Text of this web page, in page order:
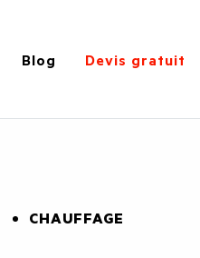
Blog Devis gratuit
CHAUFFAGE